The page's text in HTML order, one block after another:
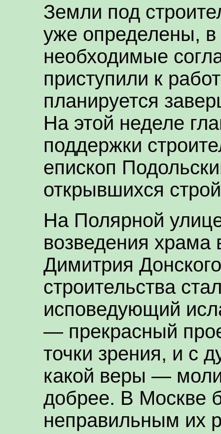
Земли под
уже определены,
необходимые
приступили к
планируется
На этой неделе
поддержки
епископ
открывшихся
На Полярной
возведения храма
Димитрия
строительства
исповедующий
— прекрасный
точки зрения, и с
какой веры —
добрее. В Москве
неправильным их